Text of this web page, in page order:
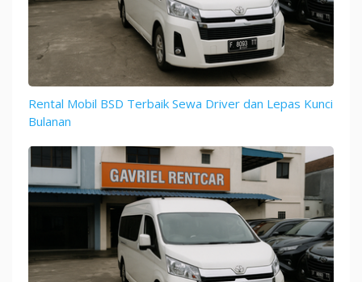
Rental Mobil BSD Terbaik Sewa Driver dan Lepas Kunci
Bulanan